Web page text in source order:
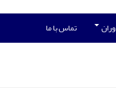
تماس با ما